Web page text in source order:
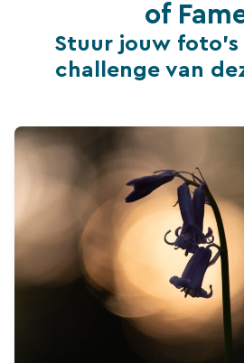
of
Stuur jouw foto's
challenge van